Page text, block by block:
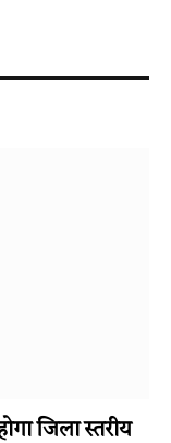
जिला स्तरीय